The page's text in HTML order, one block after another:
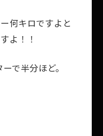
何キロですよと
よ！！
で半分ほど。